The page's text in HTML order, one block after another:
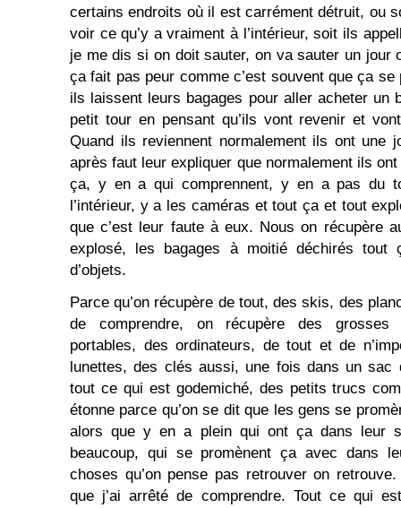
certains endroits où il est carrément détruit, ou
voir ce qu’y a vraiment à l’intérieur, soit ils
je me dis si on doit sauter, on va sauter un jour
ça fait pas peur comme c’est souvent que ça
ils laissent leurs bagages pour aller acheter un
petit tour en pensant qu’ils vont revenir et
Quand ils reviennent normalement ils ont une
après faut leur expliquer que normalement ils
ça, y en a qui comprennent, y en a pas du
l’intérieur, y a les caméras et tout ça et tout
que c’est leur faute à eux. Nous on récupère
explosé, les bagages à moitié déchirés tout
d’objets.
Parce qu’on récupère de tout, des skis, des
de comprendre, on récupère des grosses
portables, des ordinateurs, de tout et de
lunettes, des clés aussi, une fois dans un sac
tout ce qui est godemiché, des petits trucs
étonne parce qu’on se dit que les gens se
alors que y en a plein qui ont ça dans leur
beaucoup, qui se promènent ça avec dans
choses qu’on pense pas retrouver on
que j’ai arrêté de comprendre. Tout ce qui